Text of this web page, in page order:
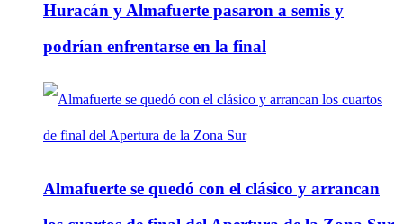
Huracán y Almafuerte pasaron a semis y
podrían enfrentarse en la final
Almafuerte se quedó con el clásico y arrancan